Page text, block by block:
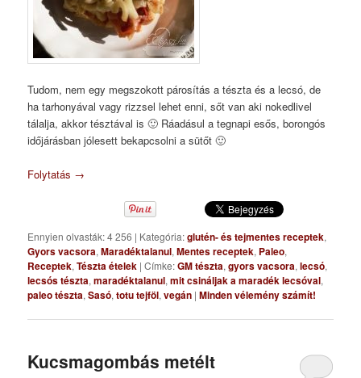
Tudom, nem egy megszokott párosítás a tészta és a lecsó, de
ha tarhonyával vagy rizzsel lehet enni, sőt van aki nokedlivel
tálalja, akkor tésztával is 🙂 Ráadásul a tegnapi esős, borongós
időjárásban jólesett bekapcsolni a sütőt 🙂
Folytatás →
Ennyien olvasták: 4 256 | Kategória:glutén- és tejmentes receptek,
Gyors vacsora,Maradéktalanul,Mentes receptek, Paleo,
Receptek,Tészta ételek |Címke:GM tészta,gyors vacsora,lecsó,
lecsós tészta,maradéktalanul,mit csináljak a maradék lecsóval,
paleo tészta,Sasó,totu tejföl,vegán |Minden vélemény számít!
Kucsmagombás metélt